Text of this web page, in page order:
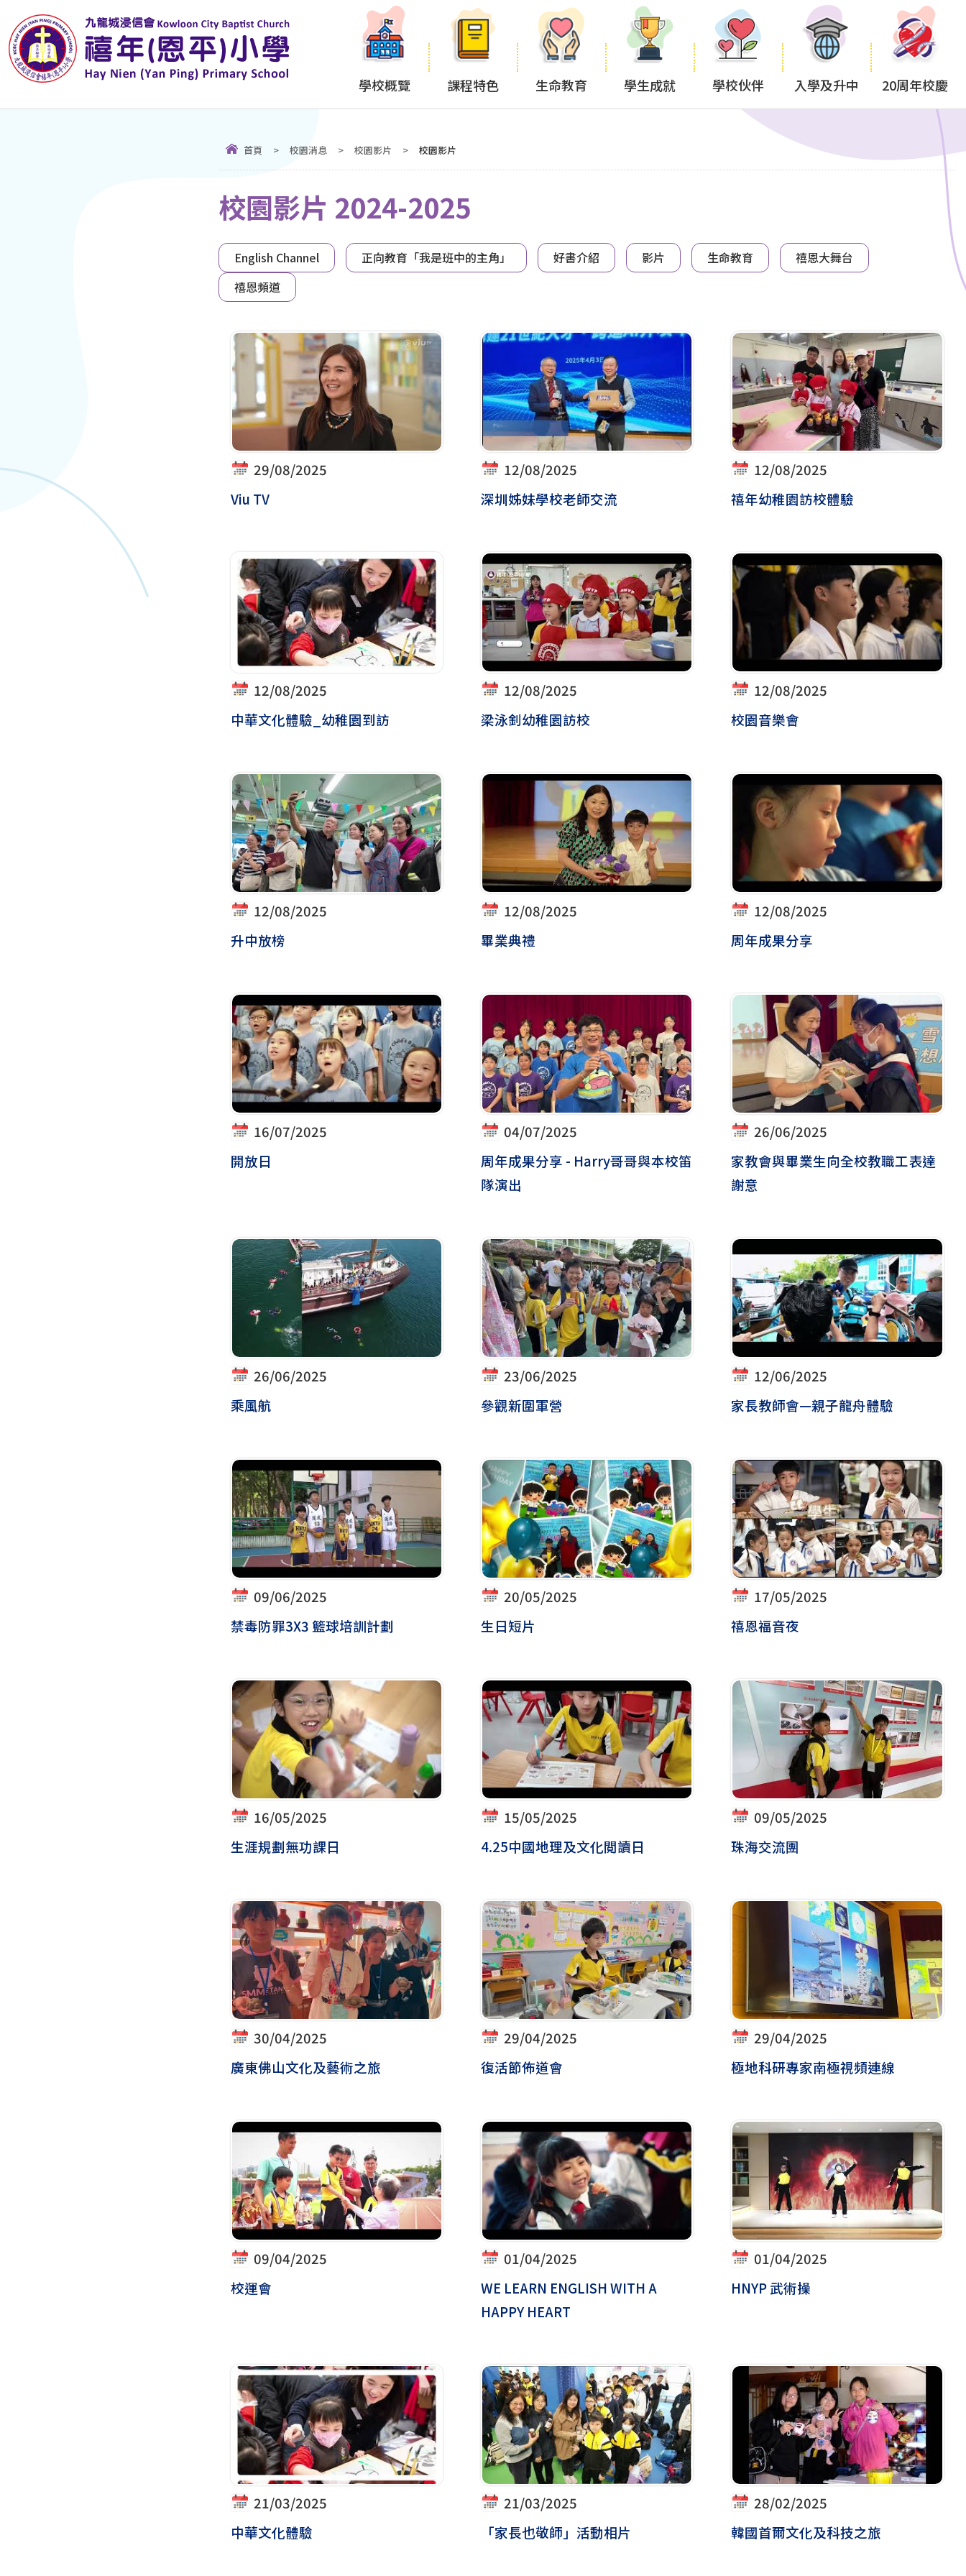
學校概覽 課程特色 生命教育 學生成就 學校伙伴 入學及升中 20周年校慶
首頁 > 校園消息 > 校園影片 > 校園影片
校園影片 2024-2025
English Channel 正向教育「我是班中的主角」 好書介紹 影片 生命教育
禧恩大舞台
禧恩頻道
29/08/2025
Viu TV
12/08/2025
深圳姊妹學校老師交流
12/08/2025
禧年幼稚園訪校體驗
12/08/2025
中華文化體驗_幼稚園到訪
12/08/2025
梁泳釗幼稚園訪校
12/08/2025
校園音樂會
12/08/2025
升中放榜
12/08/2025
畢業典禮
12/08/2025
周年成果分享
16/07/2025
開放日
04/07/2025
周年成果分享 - Harry哥哥與本校笛
隊演出
26/06/2025
家教會與畢業生向全校教職工表達
謝意
26/06/2025
乘風航
23/06/2025
參觀新圍軍營
12/06/2025
家長教師會—親子龍舟體驗
09/06/2025
禁毒防罪3X3 籃球培訓計劃
20/05/2025
生日短片
17/05/2025
禧恩福音夜
16/05/2025
生涯規劃無功課日
15/05/2025
4.25中國地理及文化閲讀日
09/05/2025
珠海交流團
30/04/2025
廣東佛山文化及藝術之旅
29/04/2025
復活節佈道會
29/04/2025
極地科研專家南極視頻連線
09/04/2025
校運會
01/04/2025
WE LEARN ENGLISH WITH A
HAPPY HEART
01/04/2025
HNYP 武術操
21/03/2025
中華文化體驗
21/03/2025
「家長也敬師」活動相片
28/02/2025
韓國首爾文化及科技之旅